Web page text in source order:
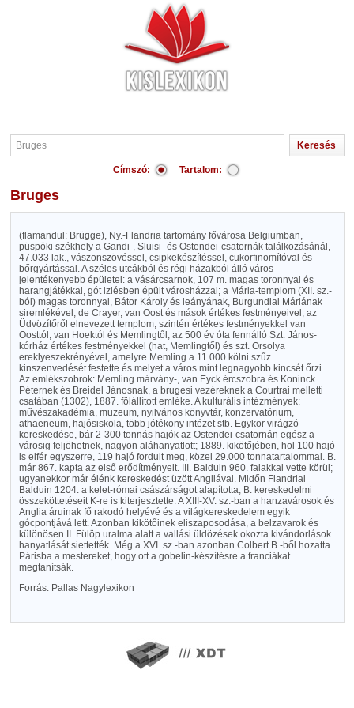
Címszó: Tartalom:
Bruges
(flamandul: Brügge), Ny.-Flandria tartomány fővárosa Belgiumban,
püspöki székhely a Gandi-, Sluisi- és Ostendei-csatornák találkozásánál,
47.033 lak., vászonszövéssel, csipkekészítéssel, cukorfinomítóval és
bőrgyártással. A széles utcákból és régi házakból álló város
jelentékenyebb épületei: a vásárcsarnok, 107 m. magas toronnyal és
harangjátékkal, gót izlésben épült városházzal; a Mária-templom (XII. sz.-
ból) magas toronnyal, Bátor Károly és leányának, Burgundiai Máriának
siremlékével, de Crayer, van Oost és mások értékes festményeivel; az
Üdvözítőről elnevezett templom, szintén értékes festményekkel van
Oosttól, van Hoektól és Memlingtől; az 500 év óta fennálló Szt. János-
kórház értékes festményekkel (hat, Memlingtől) és szt. Orsolya
ereklyeszekrényével, amelyre Memling a 11.000 kölni szűz
kinszenvedését festette és melyet a város mint legnagyobb kincsét őrzi.
Az emlékszobrok: Memling márvány-, van Eyck ércszobra és Koninck
Péternek és Breidel Jánosnak, a brugesi vezéreknek a Courtrai melletti
csatában (1302), 1887. fölállított emléke. A kulturális intézmények:
művészakadémia, muzeum, nyilvános könyvtár, konzervatórium,
athaeneum, hajósiskola, több jótékony intézet stb. Egykor virágzó
kereskedése, bár 2-300 tonnás hajók az Ostendei-csatornán egész a
városig feljöhetnek, nagyon aláhanyatlott; 1889. kikötőjében, hol 100 hajó
is elfér egyszerre, 119 hajó fordult meg, közel 29.000 tonnatartalommal. B.
már 867. kapta az első erődítményeit. III. Balduin 960. falakkal vette körül;
ugyanekkor már élénk kereskedést üzött Angliával. Midőn Flandriai
Balduin 1204. a kelet-római császárságot alapította, B. kereskedelmi
összeköttetéseit K-re is kiterjesztette. A XIII-XV. sz.-ban a hanzavárosok és
Anglia áruinak fő rakodó helyévé és a világkereskedelem egyik
gócpontjává lett. Azonban kikötőinek eliszaposodása, a belzavarok és
különösen II. Fülöp uralma alatt a vallási üldözések okozta kivándorlások
hanyatlását siettették. Még a XVI. sz.-ban azonban Colbert B.-ből hozatta
Párisba a mestereket, hogy ott a gobelin-készítésre a franciákat
megtanítsák.
Forrás: Pallas Nagylexikon